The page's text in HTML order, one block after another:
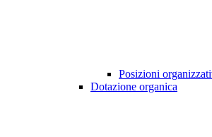
Posizioni
Dotazione organica